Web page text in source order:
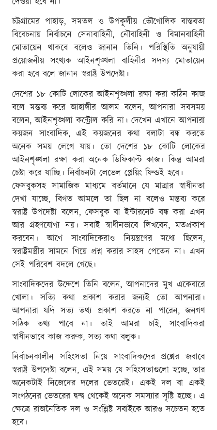
চট্টগ্রামের পাহাড়, সমতল ও উপকূলীয় ভৌগোলিক বাস্তবতা
বিবেচনায় নির্বাচনে সেনাবাহিনী, নৌবাহিনী ও বিমানবাহিনী
মোতায়েন থাকবে বলেও জানান তিনি। পরিস্থিতি অনুযায়ী
প্রয়োজনীয় সংখ্যক আইনশৃঙ্খলা বাহিনীর সদস্য মোতায়েন
করা হবে বলে জানান স্বরাষ্ট্র উপদেষ্টা।
দেশের ১৮ কোটি লোকের আইনশৃঙ্খলা রক্ষা করা কঠিন কাজ
বলে মন্তব্য করে জাহাঙ্গীর আলম বলেন, আপনারা সবসময়
বলেন, আইনশৃঙ্খলা কন্ট্রোল করি না। দেখেন এখানে আপনারা
কয়জন সাংবাদিক, এই কয়জনের কথা বলাটা বন্ধ করতে
অনেক সময় লেগে যায়। তো দেশের ১৮ কোটি লোকের
আইনশৃঙ্খলা রক্ষা করা অনেক ডিফিকাল্ট কাজ। কিন্তু আমরা
চেষ্টা করে যাচ্ছি। নির্বাচনটা লেভেল প্লেয়িং ফিল্ডই হবে।
ফেসবুকসহ সামাজিক মাধ্যমে বর্তমানে যে মাত্রার স্বাধীনতা
দেখা যাচ্ছে, বিগত আমলে তা ছিল না বলেও মন্তব্য করে
স্বরাষ্ট্র উপদেষ্টা বলেন, ফেসবুক বা ইন্টারনেট বন্ধ করা এখন
আর গ্রহণযোগ্য নয়। সবাই স্বাধীনভাবে লিখবেন, মতপ্রকাশ
করবেন। আগে সাংবাদিকেরাও নিয়ন্ত্রণের মধ্যে ছিলেন,
স্বরাষ্ট্রমন্ত্রীর সামনে গিয়ে প্রশ্ন করার সাহস পেতেন না। এখন
সেই পরিবেশ বদলে গেছে।
সাংবাদিকদের উদ্দেশে তিনি বলেন, আপনাদের মুখ একেবারে
খোলা। সত্যি কথা প্রকাশ করার জন্যই তো আপনারা।
আপনারা যদি সত্য তথ্য প্রকাশ করতে না পারেন, জনগণ
সঠিক তথ্য পাবে না। তাই আমরা চাই, সাংবাদিকরা
স্বাধীনভাবে কাজ করুক, সত্য কথা বলুক।
নির্বাচনকালীন সহিংসতা নিয়ে সাংবাদিকদের প্রশ্নের জবাবে
স্বরাষ্ট্র উপদেষ্টা বলেন, এই সময় যে সহিংসতাগুলো হচ্ছে, তার
অনেকটাই নিজেদের দলের ভেতরেই। একই দল বা একই
সংগঠনের ভেতরের দ্বন্দ্ব থেকেই অনেক সমস্যার সৃষ্টি হচ্ছে। এ
ক্ষেত্রে রাজনৈতিক দল ও সংশ্লিষ্ট সবাইকে আরও সচেতন হতে
হবে।